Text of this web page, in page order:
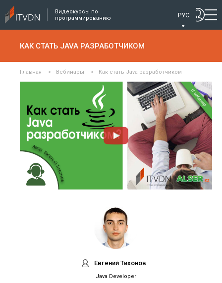
Видеокурсы по
программированию
РУС
КАК СТАТЬ JAVA РАЗРАБОТЧИКОМ
Главная > Вебинары > Как стать Java разработчиком
Евгений Тихонов
Java Developer